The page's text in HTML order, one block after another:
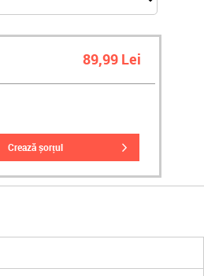
89,99 Lei
crează șorțul